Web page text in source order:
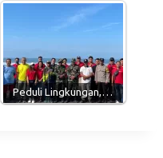
Peduli Lingkungan,…